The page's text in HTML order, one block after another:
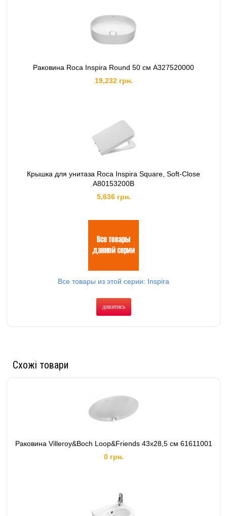
Раковина Roca Inspira Round 50 см A327520000
19,232 грн.
Крышка для унитаза Roca Inspira Square, Soft-Close
A80153200B
5,636 грн.
Все товары из этой серии: Inspira
дивитись
Схожі товари
Раковина Villeroy&Boch Loop&Friends 43x28,5 см 61611001
0 грн.